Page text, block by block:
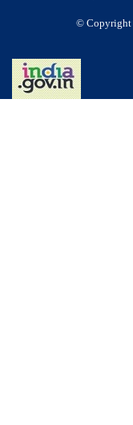
© Copyright